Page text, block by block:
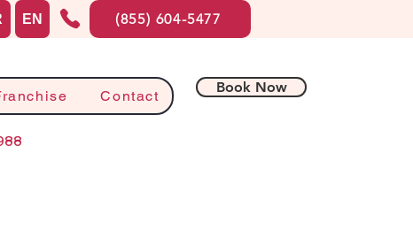
Contact
Book Now
EN (855) 604-5477